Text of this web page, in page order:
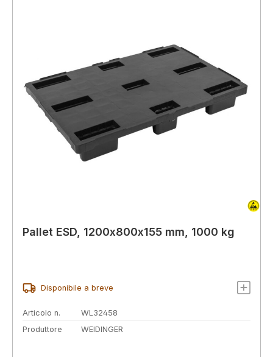
Pallet ESD, 1200x800x155 mm, 1000 kg
Disponibile a breve
Articolo n.
WL32458
Produttore
WEIDINGER